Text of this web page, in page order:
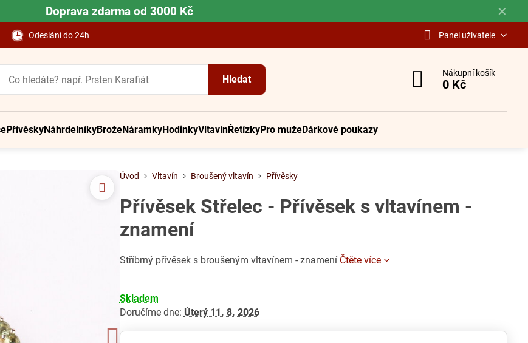
✕
Doprava zdarma od 3000 Kč
Odeslání do 24h Panel uživatele
Hledat
Nákupní košík
0 Kč
PřívěskyNáhrdelníkyBrožeNáramkyHodinkyVltavínŘetízkyPro mužeDárkové poukazy
Úvod Vltavín Broušený vltavín Přívěsky
Přívěsek Střelec - Přívěsek s vltavínem -
znamení
Stříbrný přívěsek s broušeným vltavínem - znamení Čtěte více
Skladem
Doručíme dne: Úterý11. 8. 2026